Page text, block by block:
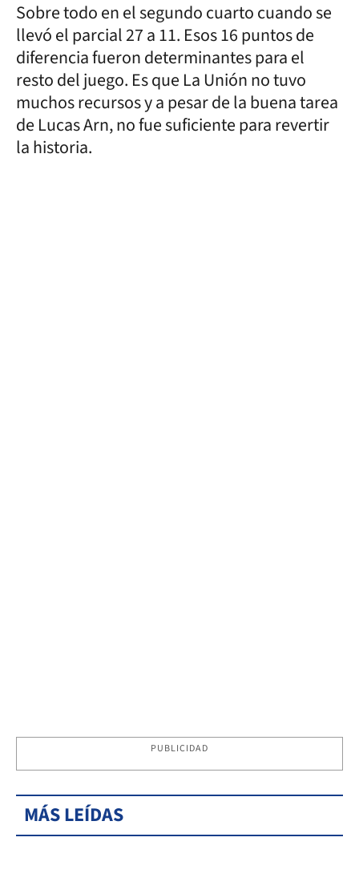
Sobre todo en el segundo cuarto cuando se
llevó el parcial 27 a 11. Esos 16 puntos de
diferencia fueron determinantes para el
resto del juego. Es que La Unión no tuvo
muchos recursos y a pesar de la buena tarea
de Lucas Arn, no fue suficiente para revertir
la historia.
PUBLICIDAD
MÁS LEÍDAS